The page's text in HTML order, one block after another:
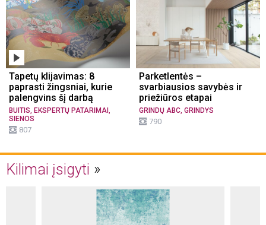
Tapetų klijavimas: 8
paprasti žingsniai, kurie
palengvins šį darbą
BUITIS, EKSPERTŲ PATARIMAI ,
SIENOS
807
Parketlentės –
svarbiausios savybės ir
priežiūros etapai
GRINDŲ ABC, GRINDYS
790
Kilimai įsigyti